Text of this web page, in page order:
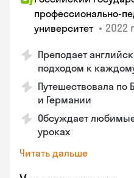
профессионально-
университет • 2022
Преподает
подходом к
Путешествовала по
и Германии
Обсуждает
уроках
Читать дальше